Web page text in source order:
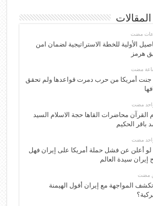
الأولية للخطة الاستراتيجية لضمان امن
هرمز
جنت أمريكا من حرب دمرت قواعدها ولم تحقق
مضت
القرآن محاضرات القاها حجة الاسلام السيد
باقر الحكيم
مضت
لو أعلن عن فشل حملة أمريكا على إيران فهل
إيران سيدة العالم
مضت
المواجهة مع إيران أفول الهيمنة